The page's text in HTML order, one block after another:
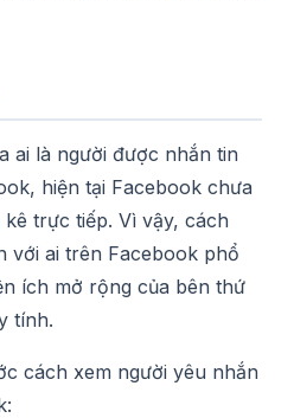
ai là người được nhắn tin
hiện tại Facebook chưa
trực tiếp. Vì vậy, cách
với ai trên Facebook phổ
ích mở rộng của bên thứ
tính.
cách xem người yêu nhắn